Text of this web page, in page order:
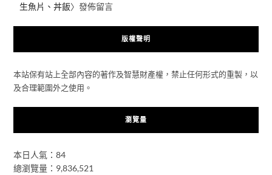
生魚片、丼飯〉發佈留言
版權聲明
本站保有站上全部內容的著作及智慧財產權，禁止任何形式的重製，以
及合理範圍外之使用。
瀏覽量
本日人氣：84
總瀏覽量：9,836,521